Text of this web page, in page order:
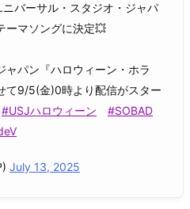
バーサル・スタジオ・ジャパ
ーマソングに決定💥
ャパン『ハロウィーン・ホラ
て9/5(金)0時より配信がスター
#USJハロウィーン
#SOBAD
July 13, 2025